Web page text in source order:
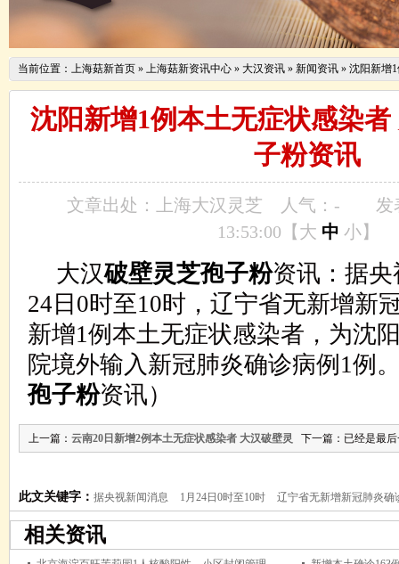
当前位置： 上海菇新首页 » 上海菇新资讯中心 » 大汉资讯 » 新闻资讯 » 沈阳新增
沈阳新增1例本土无症状感染
子粉资讯
文章出处： 上海大汉灵芝 人气： -
发
13:53:00【 大 中 小】
大汉破壁灵芝孢子粉资讯： 据央
24日0时至10时，辽宁省无新增新
新增1例本土无症状感染者，为沈
院境外输入新冠肺炎确诊病例1例
孢子粉资讯）
下一篇：已经是最
上一篇： 云南20日新增2例本土无症状感染者 大汉破壁灵
此文关键字： 据央视新闻消息 1月24日0时至10时 辽宁省无新增新冠肺炎确
阳市报告。治愈出院境外输入新冠肺炎确诊病例1例。
相关资讯